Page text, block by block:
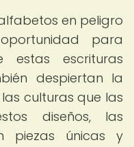
en peligro
para
escrituras
despiertan la
culturas que las
diseños, las
piezas únicas y